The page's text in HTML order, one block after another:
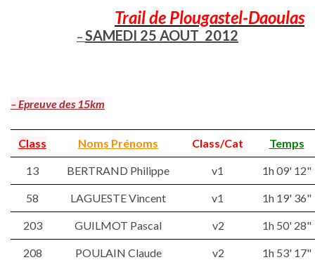
Trail de Plougastel-Daoulas
– SAMEDI 25 AOUT 2012
– Epreuve des 15km
Class Noms Prénoms Class/Cat Temps
13 BERTRAND Philippe v1 1h 09' 12"
58 LAGUESTE Vincent v1 1h 19' 36"
203 GUILMOT Pascal v2 1h 50' 28"
208 POULAIN Claude v2 1h 53' 17"